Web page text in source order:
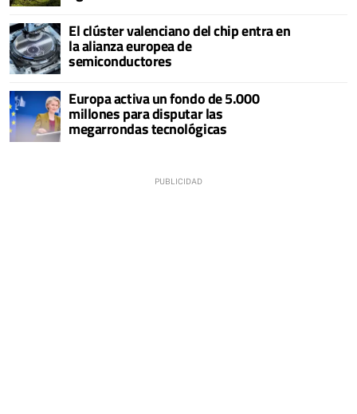
El clúster valenciano del chip entra en
la alianza europea de
semiconductores
Europa activa un fondo de 5.000
millones para disputar las
megarrondas tecnológicas